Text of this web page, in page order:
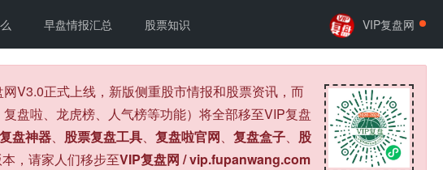
V3.0正式上线，新版侧重股市情报和股票资讯，而
盘啦、龙虎榜、人气榜等功能）将全部移至VIP复盘
盘神器、 股票复盘工具、 复盘啦官网、 复盘盒子、 股
，请家人们移步至VIP复盘网 / vip.fupanwang.com
早盘情报汇总 股票知识 VIP复盘网